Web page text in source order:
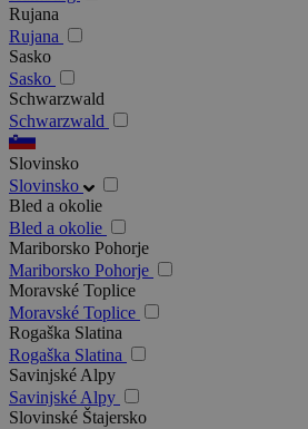
Rujana
Rujana
Sasko
Sasko
Schwarzwald
Schwarzwald
Slovinsko
Slovinsko
Bled a okolie
Bled a okolie
Mariborsko Pohorje
Mariborsko Pohorje
Moravské Toplice
Moravské Toplice
Rogaška Slatina
Rogaška Slatina
Savinjské Alpy
Savinjské Alpy
Slovinské Štajersko